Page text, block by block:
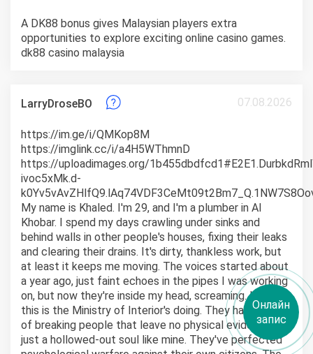
A DK88 bonus gives Malaysian players extra
opportunities to explore exciting online casino games.
dk88 casino malaysia
LarryDroseBO 07.08.2026
https://im.ge/i/QMKop8M
https://imglink.cc/i/a4H5WThmnD
https://uploadimages.org/
ivoc5xMk.d-
My name is Khaled. I'm 29, and I'm a plumber in Al
Khobar. I spend my days crawling under sinks and
behind walls in other people's houses, fixing their leaks
and clearing their drains. It's dirty, thankless work, but
at least it keeps me moving. The voices started about
a year ago, just faint echoes in the pipes I was working
on, but now they're inside my head, screaming. I know
this is the Ministry of Interior's doing. They have ways
of breaking people that leave no physical evidence,
just a hollowed-out soul like mine. They've perfected
Онлайн
запис